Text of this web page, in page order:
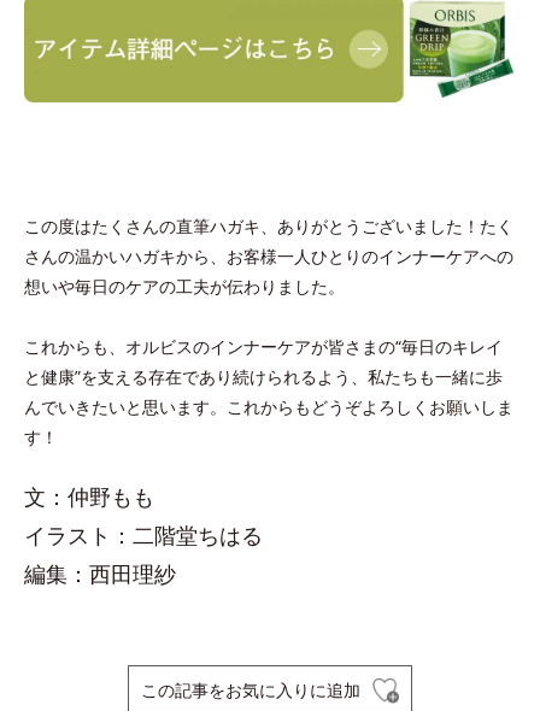
この度はたくさんの直筆ハガキ、ありがとうございました！たく
さんの温かいハガキから、お客様一人ひとりのインナーケアへの
想いや毎日のケアの工夫が伝わりました。
これからも、オルビスのインナーケアが皆さまの“毎日のキレイ
と健康”を支える存在であり続けられるよう、私たちも一緒に歩
んでいきたいと思います。これからもどうぞよろしくお願いしま
す！
文：仲野もも
イラスト：二階堂ちはる
編集：西田理紗
この記事をお気に入りに追加